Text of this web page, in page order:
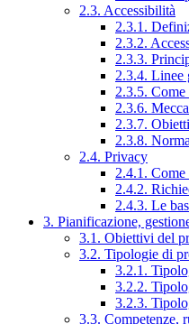
2.3. Accessibilità
2.3.1.
2.3.2.
2.3.3.
2.3.4. Linee
2.3.5.
2.3.6.
2.3.7.
2.3.8.
2.4. Privacy
2.4.1.
2.4.2.
2.4.3. Le
3. Pianificazione,
3.1. Obiettivi del
3.2. Tipologie di
3.2.1.
3.2.2.
3.2.3.
3.3. Competenze,